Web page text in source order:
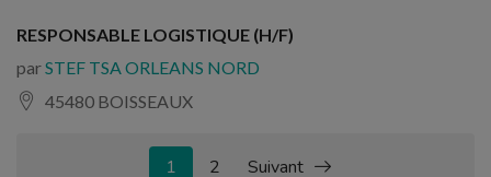
RESPONSABLE LOGISTIQUE (H/F)
parSTEF TSA ORLEANS NORD
45480 BOISSEAUX
1 2 Suivant